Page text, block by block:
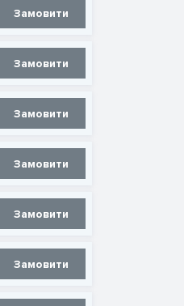
Замовити
Замовити
Замовити
Замовити
Замовити
Замовити